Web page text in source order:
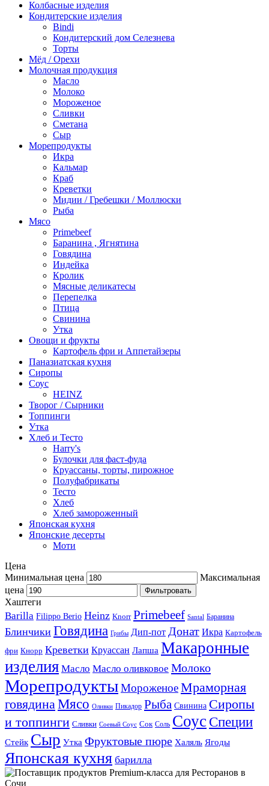
Колбасные изделия
Кондитерские изделия
Bindi
Кондитерский дом Селезнева
Торты
Мёд / Орехи
Молочная продукция
Масло
Молоко
Мороженое
Сливки
Сметана
Сыр
Морепродукты
Икра
Кальмар
Краб
Креветки
Мидии / Гребешки / Моллюски
Рыба
Мясо
Primebeef
Баранина , Ягнятина
Говядина
Индейка
Кролик
Мясные деликатесы
Перепелка
Птица
Свинина
Утка
Овощи и фрукты
Картофель фри и Аппетайзеры
Паназиатская кухня​
Сиропы
Соус
HEINZ
Творог / Сырники
Топпинги
Утка
Хлеб и Тесто
Harry's
Булочки для фаст-фуда
Круассаны, торты, пирожное
Полуфабрикаты
Тесто
Хлеб
Хлеб замороженный
Японская кухня
Японские десерты
Моти
Цена
Минимальная цена
Максимальная
цена
Фильтровать
Хаштеги
Barilla Filippo Berio Heinz Knorr Primebeef Santal Баранина
Блинчики Говядина Грибы Дип-пот Донат Икра Картофель
фри Кнорр Креветки Круассан Лапша Макаронные
изделия Масло Масло оливковое Молоко
МорепродуктыМороженоеМраморная
говядинаМясо Оливки Пикадор Рыба Свинина Сиропы
и топпинги Сливки Соевый Соус Сок Соль Соус Специи
Стейк Сыр Утка Фруктовые пюре Халяль Ягоды
Японская кухня барилла